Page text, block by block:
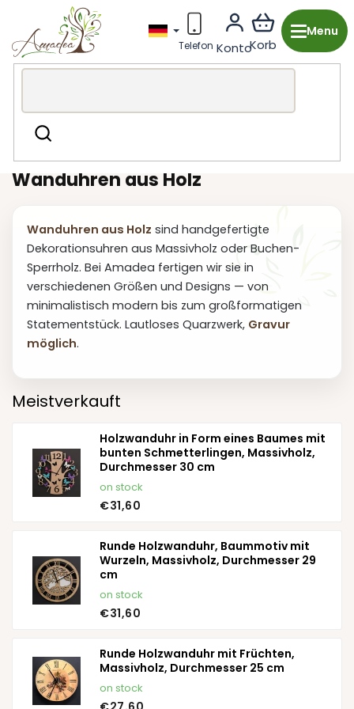
springen
Suchen
Holzproduktion aus Tschechien
Accessoires
Wanduhren aus Holz
Wanduhren aus Holz sind handgefertigte
Dekorationsuhren aus Massivholz oder Buchen-
Sperrholz. Bei Amadea fertigen wir sie in
verschiedenen Größen und Designs — von
minimalistisch modern bis zum großformatigen
Statementstück. Lautloses Quarzwerk, Gravur
möglich.
Meistverkauft
Holzwanduhr in Form eines Baumes mit
bunten Schmetterlingen, Massivholz,
Durchmesser 30 cm
on stock
€31,60
Runde Holzwanduhr, Baummotiv mit
Wurzeln, Massivholz, Durchmesser 29
cm
on stock
€31,60
Runde Holzwanduhr mit Früchten,
Massivholz, Durchmesser 25 cm
on stock